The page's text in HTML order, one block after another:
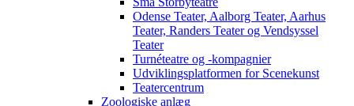
Odense Teater, Aalborg Teater, Aarhus
Teater, Randers Teater og Vendsyssel
Teater
Turnéteatre og -kompagnier
Udviklingsplatformen for Scenekunst
Teatercentrum
Zoologiske anlæg